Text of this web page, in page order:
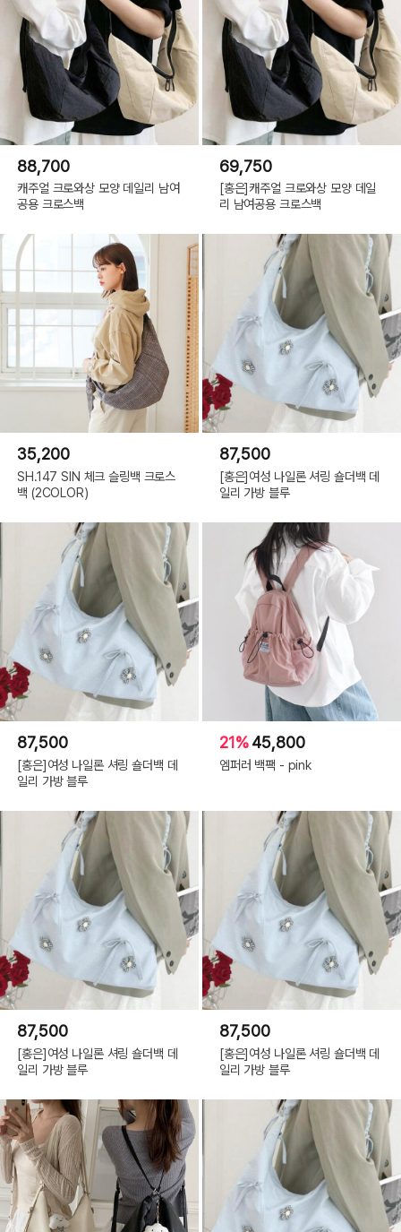
88,700
캐주얼 크로와상 모양 데일리 남여
공용 크로스백
69,750
[홍은]캐주얼 크로와상 모양 데일
리 남여공용 크로스백
35,200
SH.147 SIN 체크 슬링백 크로스
백 (2COLOR)
87,500
[홍은]여성 나일론 셔링 숄더백 데
일리 가방 블루
87,500
[홍은]여성 나일론 셔링 숄더백 데
일리 가방 블루
21%45,800
엠퍼러 백팩 - pink
87,500
[홍은]여성 나일론 셔링 숄더백 데
일리 가방 블루
87,500
[홍은]여성 나일론 셔링 숄더백 데
일리 가방 블루